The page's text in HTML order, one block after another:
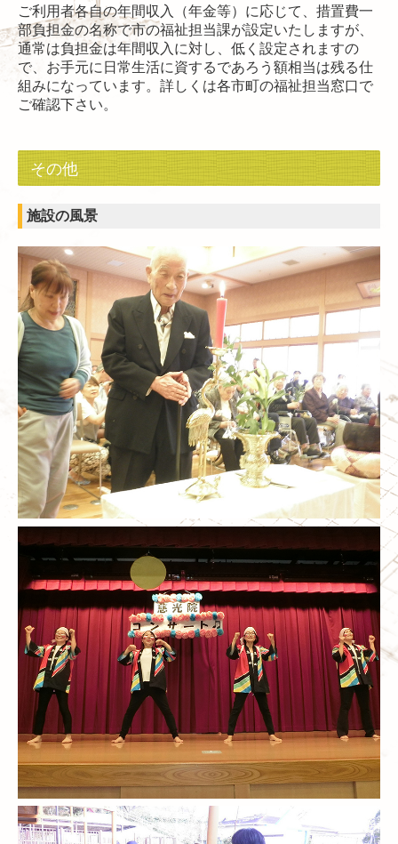
ご利用者各自の年間収入（年金等）に応じて、措置費一
部負担金の名称で市の福祉担当課が設定いたしますが、
通常は負担金は年間収入に対し、低く設定されますの
で、お手元に日常生活に資するであろう額相当は残る仕
組みになっています。詳しくは各市町の福祉担当窓口で
ご確認下さい。
その他
施設の風景